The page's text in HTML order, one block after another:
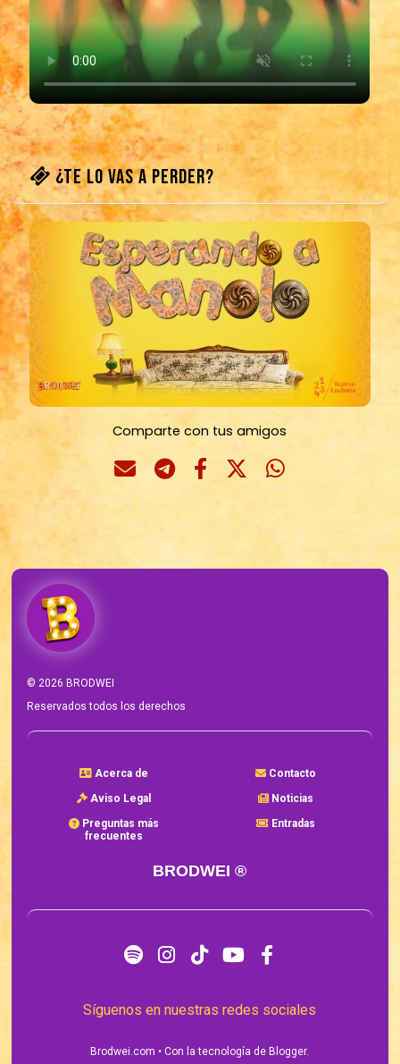
¿TE LO VAS A PERDER?
Comparte con tus amigos
©2026 BRODWEI
Reservados todos los derechos
Acerca de
Contacto
Aviso Legal
Noticias
Preguntas más
frecuentes
Entradas
BRODWEI ®
Síguenos en nuestras redes sociales
Brodwei.com • Con la tecnología deBlogger.